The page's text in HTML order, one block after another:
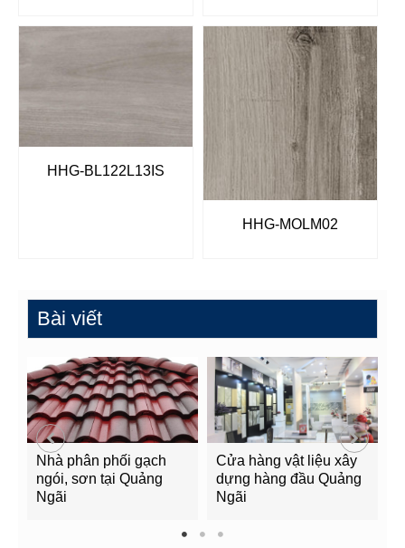
HHG-BL122L13IS
HHG-MOLM02
Bài viết
Nhà phân phối gạch
ngói, sơn tại Quảng
Ngãi
Cửa hàng vật liệu xây
dựng hàng đầu Quảng
Ngãi
1 2 3